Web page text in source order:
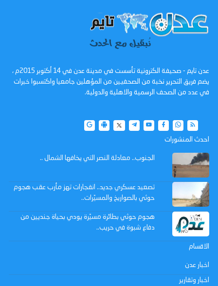
عدن تايم - صحيفة الكترونية تأسست في مدينة عدن في 14 أكتوبر 2015م ،
يضم فريق التحرير نخبة من الصحفيين من المؤهلين جامعيا واكتسبوا خبرات
في عدد من الصحف الرسمية والاهلية والدولية.
احدث المنشورات
الجنوب.. معادلة النصر التي يخافها الشمال ..
تصعيد عسكري جديد.. انفجارات تهز مأرب عقب هجوم
حوثي بالصواريخ والمسيّرات..
هجوم حوثي بطائرة مسيّرة يودي بحياة جنديين من
دفاع شبوة في حريب..
الاقسام
اخبار عدن
اخبار وتقارير